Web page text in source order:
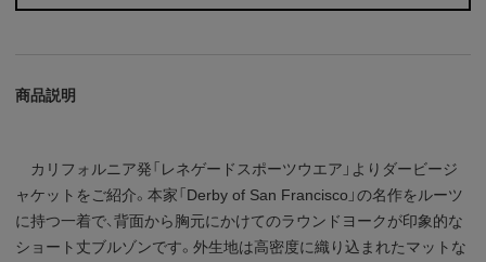
商品説明
カリフォルニア発「レネゲードスポーツウエア」よりダービージ
ャケットをご紹介。本家「Derby of San Francisco」の名作をルーツ
に持つ一着で、背面から胸元にかけてのラウンドヨークが印象的な
ショート丈ブルゾンです。外生地は高密度に織り込まれたマットな